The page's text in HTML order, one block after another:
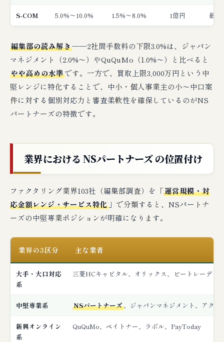
S-COM 5.0%〜10.0% 1.5%〜8.0% 1億円 最短
編集部の読み解き──2社間手数料の下限3.0%は、ジャパン
マネジメント（2.0%〜）やQuQuMo（1.0%〜）と比べると
やや高めの水準です。一方で、買取上限3,000万円という中
堅レンジに特化することで、中小・個人事業主の小〜中口案
件に対する個別対応力と審査柔軟性を確保しているのがNS
パートナーズの特徴です。
業界における NSパートナーズ の位置付け
ファクタリング業界103社（編集部調査）を「運営規模・対
応金額レンジ・サービス特化 」で分類すると、NSパートナ
ーズの中堅専業ポジションが明確になります。
業界の3区分 主な業者
大手・大口対応
系
三菱HCキャピタル、オリックス、ビートレーディ
中堅専業系 NSパートナーズ、ジャパンマネジメント、アクセ
新興オンライン
系
QuQuMo、ペイトナー、ラボル、PayToday